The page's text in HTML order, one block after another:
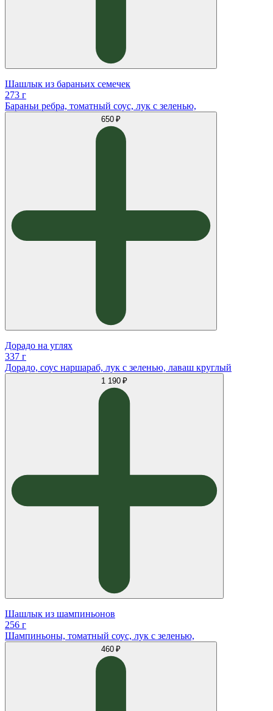
Шашлык из бараньих семечек
273 г
Бараньи ребра, томатный соус, лук с зеленью,
650 ₽
Дорадо на углях
337 г
Дорадо, соус наршараб, лук с зеленью, лаваш круглый
1 190 ₽
Шашлык из шампиньонов
256 г
Шампиньоны, томатный соус, лук с зеленью,
460 ₽